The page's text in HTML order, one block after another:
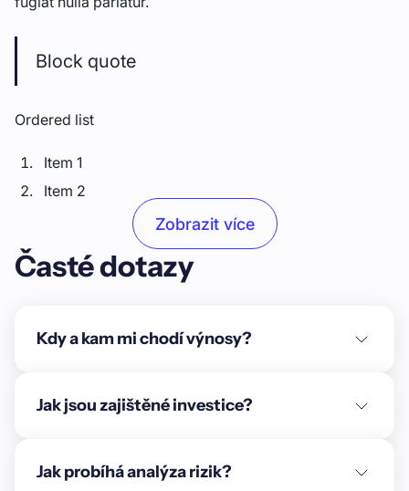
Block quote
Ordered list
Item 1
Item 2
Unordered list
Item B
Text link
Emphasis
Zobrazit více
Časté dotazy
Kdy a kam mi chodí výnosy?
Jak jsou zajištěné investice?
Jak probíhá analýza rizik?